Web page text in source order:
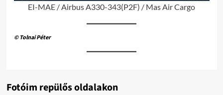
EI-MAE / Airbus A330-343(P2F) / Mas Air Cargo
© Tolnai Péter
Fotóim repülős oldalakon